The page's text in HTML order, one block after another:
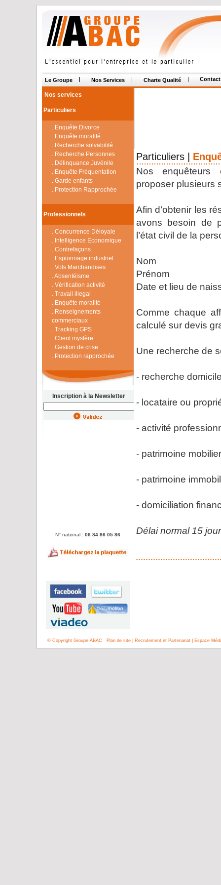
Le Groupe Nos Services Charte Qualité Contact
Nos services
Particuliers
. Enquête Divorce
. Enquête moralité
. Recherche solvabilité
. Recherche Personnes
. Délinquance Juvénile
. Enquête Fréquentation
. Garde enfants
. Protection Rapprochée
Professionnels
. Concurrence Déloyale
. Intelligence Economique
. Contrefaçons
. Espionnage industriel
. Vols Marchandises
. Absentéisme
. Vérification activité
. Travail illegal
. Enquête moralité
. Renseignements
commerciaux
. Tracking GPS
. Client mystère
. Gestion de crise
. Protection rapprochée
Inscription à la Newsletter
N° national : 06 84 86 05 86
Particuliers |
Nos
proposer plusieurs
Afin d’obtenir les
avons besoin de
l’état civil de la
Nom
Prénom
Date et lieu de
Comme chaque
calculé sur devis
Une recherche de
- recherche
- locataire ou
- activité
- patrimoine mobilier
- patrimoine
- domiciliation
Délai normal 15
© Copyright Groupe ABAC Plan de site| Recrutement et Partenariat| Espace